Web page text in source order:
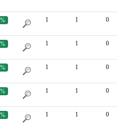
% 1 1 0
% 1 1 0
% 1 1 0
% 1 1 0
% 1 1 0